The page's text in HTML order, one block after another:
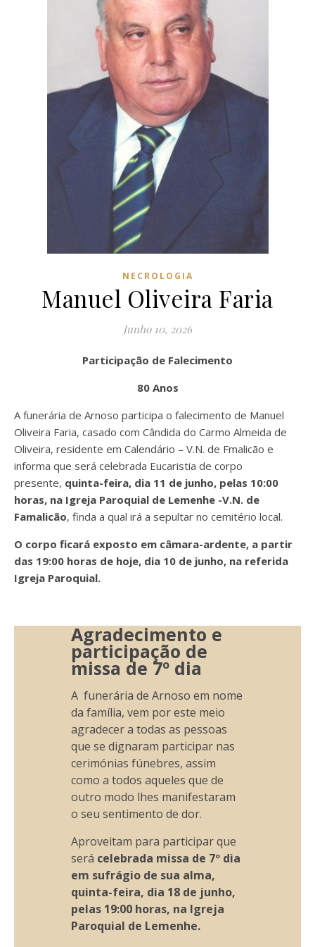
NECROLOGIA
Manuel Oliveira Faria
Junho 10, 2026
Participação de Falecimento
80 Anos
A funerária de Arnoso participa o falecimento de Manuel
Oliveira Faria, casado com Cândida do Carmo Almeida de
Oliveira, residente em Calendário – V.N. de Fmalicão e
informa que será celebrada Eucaristia de corpo
presente, quinta-feira, dia 11 de junho, pelas 10:00
horas, na Igreja Paroquial de Lemenhe -V.N. de
Famalicão, finda a qual irá a sepultar no cemitério local.
O corpo ficará exposto em câmara-ardente, a partir
das 19:00 horas de hoje, dia 10 de junho, na referida
Igreja Paroquial.
Agradecimento e
participação de
missa de 7º dia
A funerária de Arnoso em nome
da família, vem por este meio
agradecer a todas as pessoas
que se dignaram participar nas
cerimónias fúnebres, assim
como a todos aqueles que de
outro modo lhes manifestaram
o seu sentimento de dor.
Aproveitam para participar que
será celebrada missa de 7º dia
em sufrágio de sua alma,
quinta-feira, dia 18 de junho,
pelas 19:00 horas, na Igreja
Paroquial de Lemenhe.